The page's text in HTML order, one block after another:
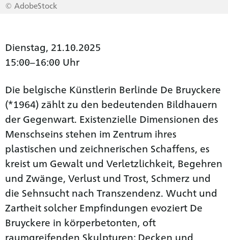
© AdobeStock
Dienstag, 21.10.2025
15:00–16:00 Uhr
Die belgische Künstlerin Berlinde De Bruyckere
(*1964) zählt zu den bedeutenden Bildhauern
der Gegenwart. Existenzielle Dimensionen des
Menschseins stehen im Zentrum ihres
plastischen und zeichnerischen Schaffens, es
kreist um Gewalt und Verletzlichkeit, Begehren
und Zwänge, Verlust und Trost, Schmerz und
die Sehnsucht nach Transzendenz. Wucht und
Zartheit solcher Empfindungen evoziert De
Bruyckere in körperbetonten, oft
raumgreifenden Skulpturen; Decken und